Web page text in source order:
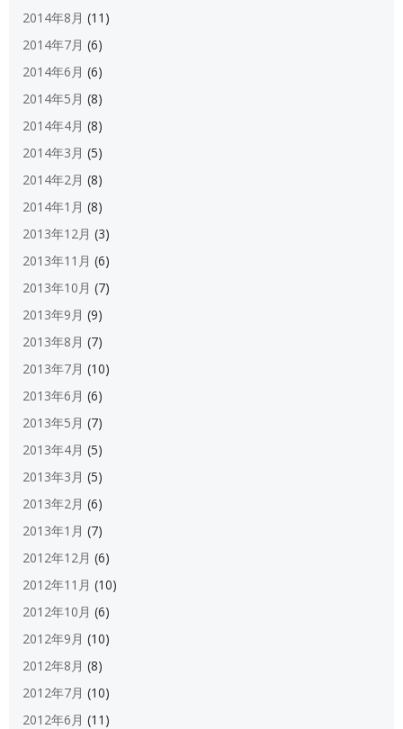
2014年8月 (11)
2014年7月 (6)
2014年6月 (6)
2014年5月 (8)
2014年4月 (8)
2014年3月 (5)
2014年2月 (8)
2014年1月 (8)
2013年12月 (3)
2013年11月 (6)
2013年10月 (7)
2013年9月 (9)
2013年8月 (7)
2013年7月 (10)
2013年6月 (6)
2013年5月 (7)
2013年4月 (5)
2013年3月 (5)
2013年2月 (6)
2013年1月 (7)
2012年12月 (6)
2012年11月 (10)
2012年10月 (6)
2012年9月 (10)
2012年8月 (8)
2012年7月 (10)
2012年6月 (11)